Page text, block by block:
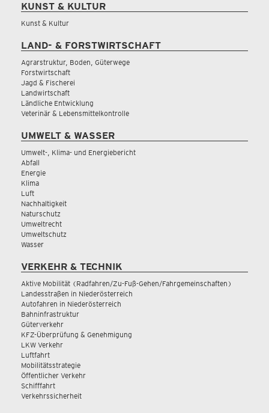
KUNST & KULTUR
Kunst & Kultur
LAND- & FORSTWIRTSCHAFT
Agrarstruktur, Boden, Güterwege
Forstwirtschaft
Jagd & Fischerei
Landwirtschaft
Ländliche Entwicklung
Veterinär & Lebensmittelkontrolle
UMWELT & WASSER
Umwelt-, Klima- und Energiebericht
Abfall
Energie
Klima
Luft
Nachhaltigkeit
Naturschutz
Umweltrecht
Umweltschutz
Wasser
VERKEHR & TECHNIK
Aktive Mobilität (Radfahren/Zu-Fuß-Gehen/Fahrgemeinschaften)
Landesstraßen in Niederösterreich
Autofahren in Niederösterreich
Bahninfrastruktur
Güterverkehr
KFZ-Überprüfung & Genehmigung
LKW Verkehr
Luftfahrt
Mobilitätsstrategie
Öffentlicher Verkehr
Schifffahrt
Verkehrssicherheit